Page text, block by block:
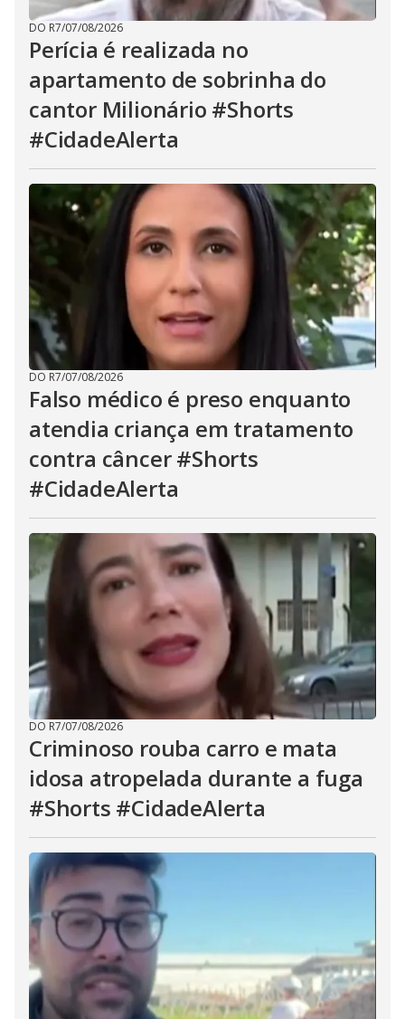
DO R7/07/08/2026
Perícia é realizada no
apartamento de sobrinha do
cantor Milionário #Shorts
#CidadeAlerta
DO R7/07/08/2026
Falso médico é preso enquanto
atendia criança em tratamento
contra câncer #Shorts
#CidadeAlerta
DO R7/07/08/2026
Criminoso rouba carro e mata
idosa atropelada durante a fuga
#Shorts #CidadeAlerta